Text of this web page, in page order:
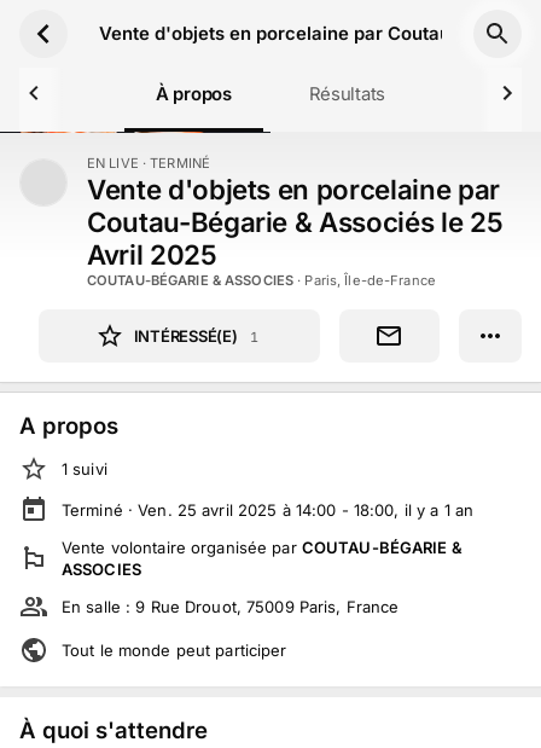
Vente d'objets en porcelaine par Coutau-Bégarie
À propos Résultats
EN LIVE · TERMINÉ
Vente d'objets en porcelaine par
Coutau-Bégarie & Associés le 25
Avril 2025
COUTAU-BÉGARIE & ASSOCIES · Paris, Île-de-France
INTÉRESSÉ(E) 1
A propos
1 suivi
Terminé ·Ven. 25 avril 2025 à 14:00 - 18:00, il y a 1 an
Vente volontaire organisée par COUTAU-BÉGARIE &
ASSOCIES
En salle :9 Rue Drouot, 75009 Paris, France
Tout le monde peut participer
À quoi s'attendre